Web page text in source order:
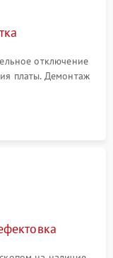
отключение
платы. Демонтаж
чипов.